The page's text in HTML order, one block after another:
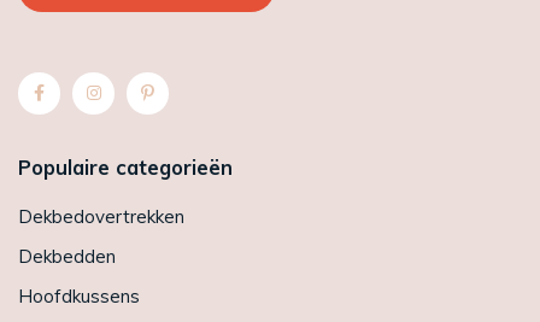
Populaire categorieën
Dekbedovertrekken
Dekbedden
Hoofdkussens